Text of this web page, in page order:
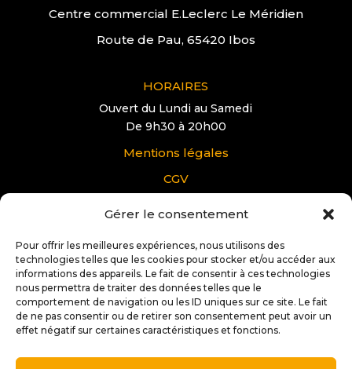
Gérer le consentement
Pour offrir les meilleures expériences, nous utilisons des
technologies telles que les cookies pour stocker et/ou accéder aux
informations des appareils. Le fait de consentir à ces technologies
nous permettra de traiter des données telles que le
comportement de navigation ou les ID uniques sur ce site. Le fait
de ne pas consentir ou de retirer son consentement peut avoir un
effet négatif sur certaines caractéristiques et fonctions.
Centre commercial E.Leclerc Le Méridien
Route de Pau, 65420 Ibos
HORAIRES
Ouvert du Lundi au Samedi
De 9h30 à 20h00
Mentions légales
CGV
Pour tous renseignements supplémentaire sur
Docteur IT Ibos:
Contactez nous